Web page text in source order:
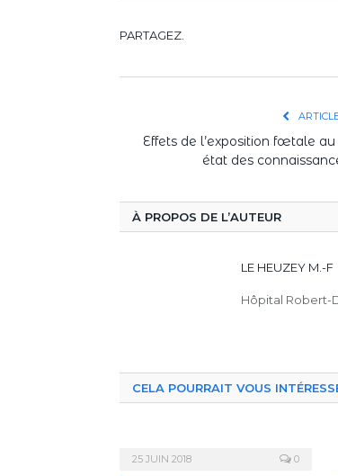
PARTAGEZ.
Effets de l’exposition fœtale au
état des
À PROPOS DE L’AUTEUR
LE HEUZEY M.-F
Hôpital Robert-
CELA POURRAIT VOUS
25 JUIN 2018 0